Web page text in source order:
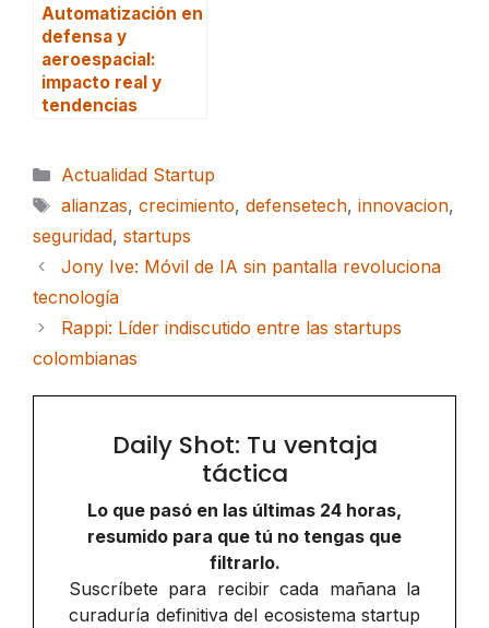
Automatización en
defensa y
aeroespacial:
impacto real y
tendencias
Categorías
Actualidad Startup
Etiquetas
alianzas, crecimiento, defensetech, innovacion,
seguridad, startups
Jony Ive: Móvil de IA sin pantalla revoluciona
tecnología
Rappi: Líder indiscutido entre las startups
colombianas
Daily Shot: Tu ventaja
táctica
Lo que pasó en las últimas 24 horas,
resumido para que tú no tengas que
filtrarlo.
Suscríbete para recibir cada mañana la
curaduría definitiva del ecosistema startup